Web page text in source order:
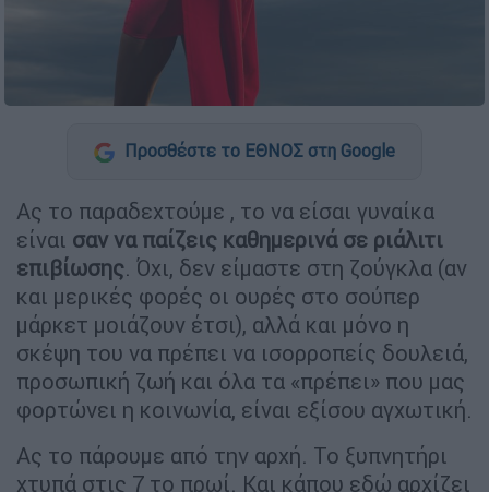
Προσθέστε το ΕΘΝΟΣ στη Google
Ας το παραδεχτούμε , το να είσαι γυναίκα
είναι σαν να παίζεις καθημερινά σε ριάλιτι
επιβίωσης. Όχι, δεν είμαστε στη ζούγκλα (αν
και μερικές φορές οι ουρές στο σούπερ
μάρκετ μοιάζουν έτσι), αλλά και μόνο η
σκέψη του να πρέπει να ισορροπείς δουλειά,
προσωπική ζωή και όλα τα «πρέπει» που μας
φορτώνει η κοινωνία, είναι εξίσου αγχωτική.
Ας το πάρουμε από την αρχή. Το ξυπνητήρι
χτυπά στις 7 το πρωί. Και κάπου εδώ αρχίζει